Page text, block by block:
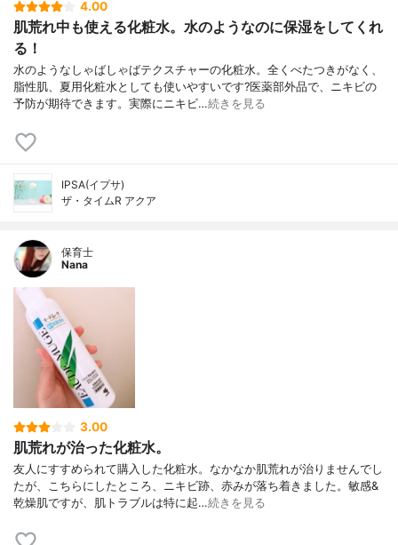
4.00
肌荒れ中も使える化粧水。水のようなのに保湿をしてくれ
る！
水のようなしゃばしゃばテクスチャーの化粧水。全くべたつきがなく、
脂性肌、夏用化粧水としても使いやすいです?医薬部外品で、ニキビの
予防が期待できます。実際にニキビ…続きを見る
IPSA(イプサ)
ザ・タイムR アクア
保育士
Nana
3.00
肌荒れが治った化粧水。
友人にすすめられて購入した化粧水。なかなか肌荒れが治りませんでし
たが、こちらにしたところ、ニキビ跡、赤みが落ち着きました。敏感&
乾燥肌ですが、肌トラブルは特に起…続きを見る